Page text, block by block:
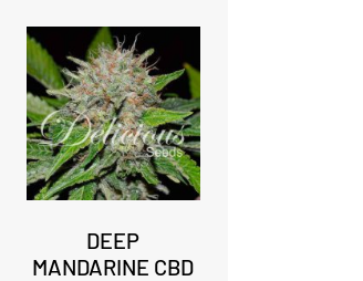
DEEP
MANDARINE CBD